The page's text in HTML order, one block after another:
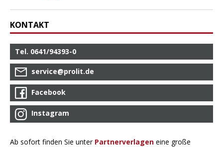
KONTAKT
Tel. 0641/94393-0
service@prolit.de
Facebook
Instagram
Ab sofort finden Sie unter Partnerverlagen eine große